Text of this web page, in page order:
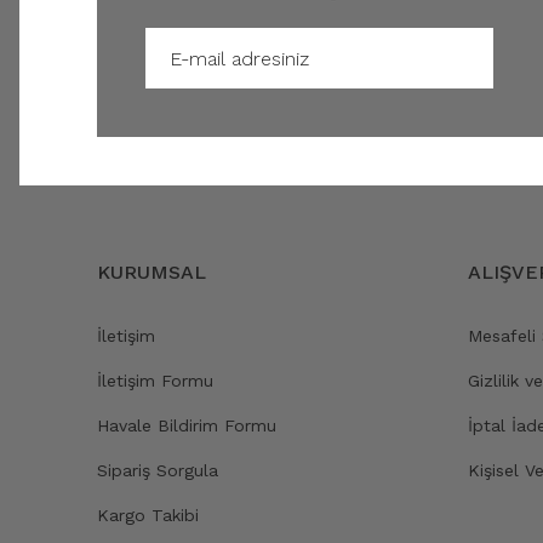
KURUMSAL
İletişim
İletişim Formu
Havale Bildirim Formu
Sipariş Sorgula
Kargo Takibi
Mesafeli
Gizlilik
İptal
Kişisel